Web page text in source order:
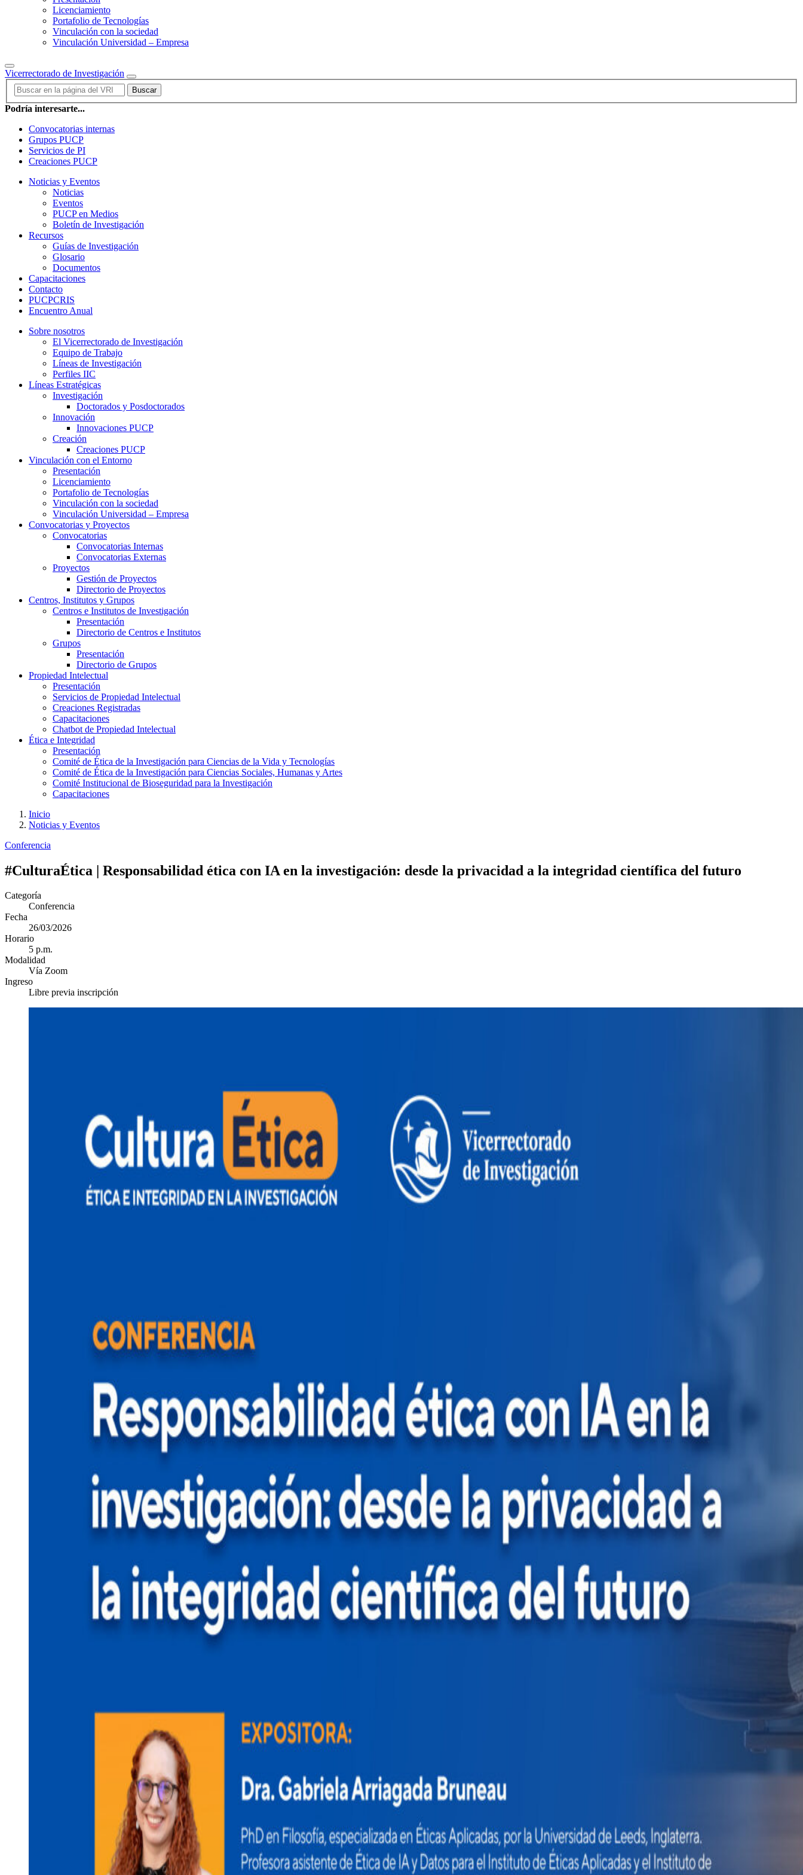
Licenciamiento
Portafolio de Tecnologías
Vinculación con la sociedad
Vinculación Universidad – Empresa
Vicerrectorado de Investigación
Buscar
Podría interesarte...
Convocatorias internas
Grupos PUCP
Servicios de PI
Creaciones PUCP
Noticias y Eventos
Noticias
Eventos
PUCP en Medios
Boletín de Investigación
Recursos
Guías de Investigación
Glosario
Documentos
Capacitaciones
Contacto
PUCPCRIS
Encuentro Anual
Sobre nosotros
El Vicerrectorado de Investigación
Equipo de Trabajo
Líneas de Investigación
Perfiles IIC
Líneas Estratégicas
Investigación
Doctorados y Posdoctorados
Innovación
Innovaciones PUCP
Creación
Creaciones PUCP
Vinculación con el Entorno
Presentación
Licenciamiento
Portafolio de Tecnologías
Vinculación con la sociedad
Vinculación Universidad – Empresa
Convocatorias y Proyectos
Convocatorias
Convocatorias Internas
Convocatorias Externas
Proyectos
Gestión de Proyectos
Directorio de Proyectos
Centros, Institutos y Grupos
Centros e Institutos de Investigación
Presentación
Directorio de Centros e Institutos
Grupos
Presentación
Directorio de Grupos
Propiedad Intelectual
Presentación
Servicios de Propiedad Intelectual
Creaciones Registradas
Capacitaciones
Chatbot de Propiedad Intelectual
Ética e Integridad
Presentación
Comité de Ética de la Investigación para Ciencias de la Vida y Tecnologías
Comité de Ética de la Investigación para Ciencias Sociales, Humanas y Artes
Comité Institucional de Bioseguridad para la Investigación
Capacitaciones
Inicio
Noticias y Eventos
Conferencia
#CulturaÉtica | Responsabilidad ética con IA en la investigación: desde la privacidad a la integridad científica del futuro
Categoría
Conferencia
Fecha
26/03/2026
Horario
5 p.m.
Modalidad
Vía Zoom
Ingreso
Libre previa inscripción